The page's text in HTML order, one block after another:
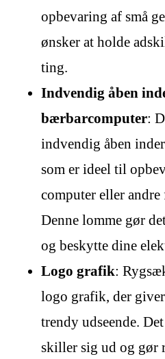
opbevaring af små
ønsker at holde
ting.
Indvendig åben
bærbarcomputer:
indvendig åben
som er ideel til
computer eller andre
Denne lomme gør
og beskytte dine
Logo grafik:
logo grafik, der
trendy udseende.
skiller sig ud og gør